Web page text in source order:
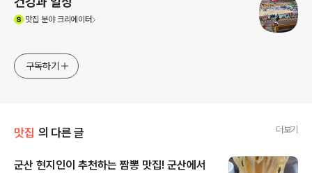
맛집 분야 크리에이터
구독하기
맛집 의 다른 글 더보기
군산 현지인이 추천하는 짬뽕 맛집! 군산에서